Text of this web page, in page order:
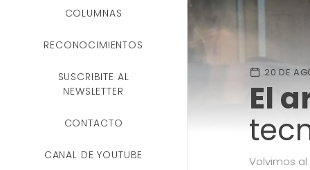
COLUMNAS
RECONOCIMIENTOS
SUSCRIBITE AL
NEWSLETTER
CONTACTO
CANAL DE YOUTUBE
20 DE
El
Volvimos